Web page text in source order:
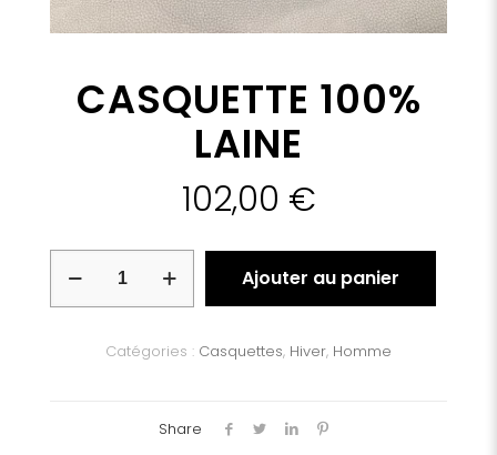
CASQUETTE 100%
LAINE
102,00 €
Ajouter au panier
Catégories : Casquettes, Hiver, Homme
Share